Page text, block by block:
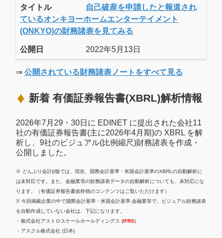
タイトル
自己破産を申請したと報道され
ているオンキヨーホームエンターテイメント
(ONKYO)の財務諸表を見てみる
公開日 2022年5月13日
⇒ 公開されている財務諸表ノートをすべて見る
新着 有価証券報告書(XBRL)解析情報
2026年7月29・30日に EDINET に提出された会社11
社の有価証券報告書(主に2026年4月期)の XBRL を解
析し、9社のビジュアル(比例縮尺)財務諸表を作成・
公開しました。
※ どんぶり会計β版では、現在、国際会計基準・米国会計基準のXBRLの自動解析に
は未対応です。また、金融業等の財務諸表データの自動解析についても、未対応にな
ります。（有価証券報告書抜粋他のコンテンツはご覧いただけます）
※ 今回掲載企業の中で国際会計基準・米国会計基準,金融業等で、ビジュアル財務諸表
を自動作成していない会社は、下記になります。
・株式会社アストロスケールホールディングス (IFRS)
・アスクル株式会社 (日本)